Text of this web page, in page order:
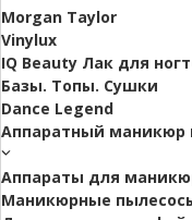
Morgan Taylor
Vinylux
IQ Beauty Лак для
Базы. Топы. Сушки
Dance Legend
Аппаратный маникюр
Аппараты для
Маникюрные